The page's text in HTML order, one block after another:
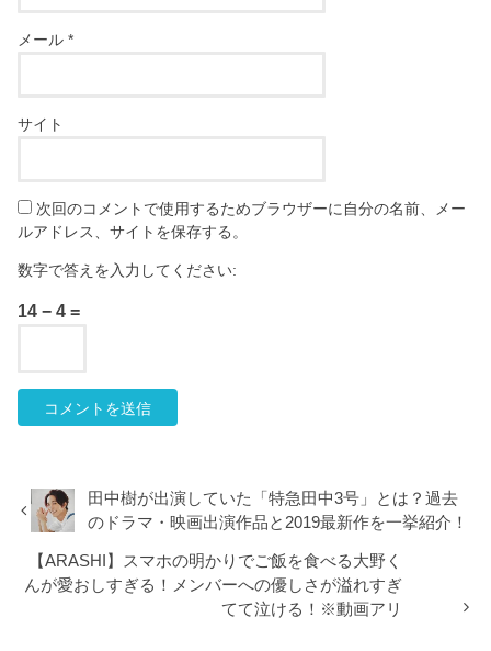
メール*
サイト
次回のコメントで使用するためブラウザーに自分の名前、メー
ルアドレス、サイトを保存する。
数字で答えを入力してください:
14 − 4 =
田中樹が出演していた「特急田中3号」とは？過去
のドラマ・映画出演作品と2019最新作を一挙紹介！
【ARASHI】スマホの明かりでご飯を食べる大野く
んが愛おしすぎる！メンバーへの優しさが溢れすぎ
てて泣ける！※動画アリ